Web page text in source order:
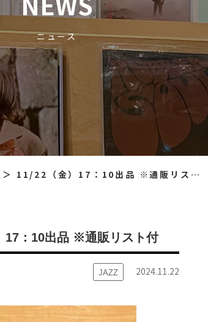
ニュース
22（金）17：10出品 ※通販リスト付
：10出品 ※通販リスト付
JAZZ 2024.11.22